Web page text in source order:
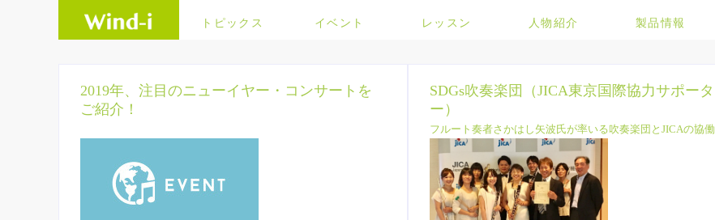
トピックス イベント レッスン 人物紹介 製品情報
2019年、注目のニューイヤー・コンサートを
ご紹介！
SDGs吹奏楽団（JICA東京国際協力サポータ
ー）
フルート奏者さかはし矢波氏が率いる吹奏楽団とJICAの協働